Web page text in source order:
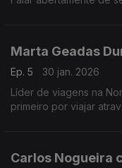
Marta Geadas
Ep. 5
30 jan. 2026
Líder de viagens na
primeiro por viajar
Carlos Nogueira